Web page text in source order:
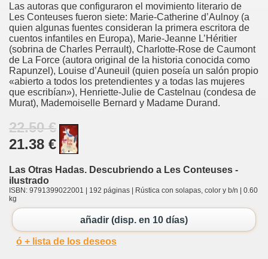
Las autoras que configuraron el movimiento literario de
Les Conteuses fueron siete: Marie-Catherine d’Aulnoy (a
quien algunas fuentes consideran la primera escritora de
cuentos infantiles en Europa), Marie-Jeanne L’Héritier
(sobrina de Charles Perrault), Charlotte-Rose de Caumont
de La Force (autora original de la historia conocida como
Rapunzel), Louise d’Auneuil (quien poseía un salón propio
«abierto a todos los pretendientes y a todas las mujeres
que escribían»), Henriette-Julie de Castelnau (condesa de
Murat), Mademoiselle Bernard y Madame Durand.
22.50 €
21.38 €
Las Otras Hadas. Descubriendo a Les Conteuses -
ilustrado
ISBN: 9791399022001 | 192 páginas | Rústica con solapas, color y b/n | 0.60
kg
añadir (disp. en 10 días)
ó + lista de los deseos